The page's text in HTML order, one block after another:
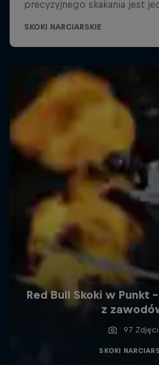
Red Bull Skoki w Punkt
z
97
SKOKI